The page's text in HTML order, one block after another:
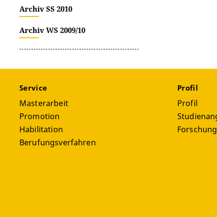
Archiv SS 2010
Archiv WS 2009/10
Service
Masterarbeit
Promotion
Habilitation
Berufungsverfahren
Profil
Profil
Forschung